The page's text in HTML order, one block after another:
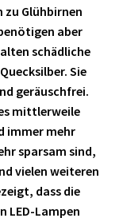
zu Glühbirnen
aber
schädliche
Sie
geräuschfrei.
mittlerweile
immer mehr
sparsam sind,
vielen weiteren
dass die
LED-Lampen